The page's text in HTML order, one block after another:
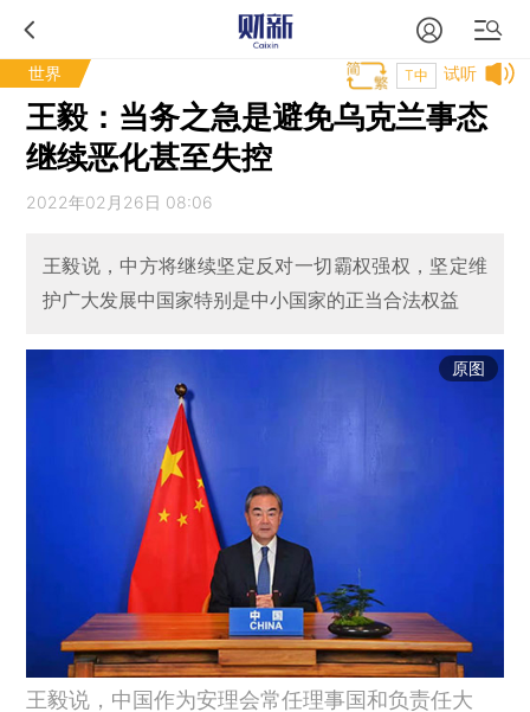
世界 试听
T中
王毅：当务之急是避免乌克兰事态
继续恶化甚至失控
2022年02月26日 08:06
王毅说，中方将继续坚定反对一切霸权强权，坚定维
护广大发展中国家特别是中小国家的正当合法权益
原图
王毅说，中国作为安理会常任理事国和负责任大